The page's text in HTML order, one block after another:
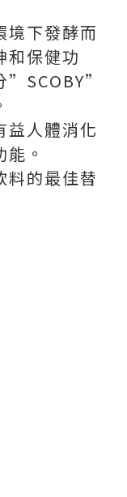
境下發酵而
和保健功
”SCOBY”
益人體消化
。
料的最佳替